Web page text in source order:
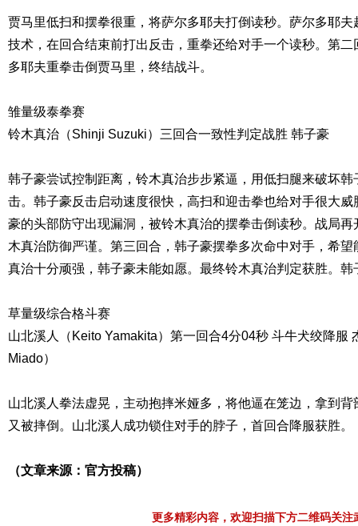
贾马里低扫和摆拳很重，将萨尔多耶夫打倒读秒。萨尔多耶
技术，在回合结束前打出反击，重拳还给对手一个读秒。第
多耶夫重拳击倒贾马里，终结战斗。
雏量级泰拳赛
铃木真治（Shinji Suzuki）三回合一致性判定战胜 韩子豪
韩子豪尝试控制距离，铃木真治步步紧逼，用低扫腿来破坏
击。韩子豪反击启动速度很快，高扫和迎击拳也给对手很大
豪的头部防守出现漏洞，被铃木真治的摆拳击倒读秒。战局
木真治防御严谨。第三回合，韩子豪摆拳多次命中对手，希
真治十分顽强，韩子豪未能如愿。最终铃木真治判定获胜。韩
草量级综合格斗赛
山北溪人（Keito Yamakita）第一回合4分04秒 斗牛犬绞降服
Miado）
山北溪人拳法虚晃，主动抱摔米娅多，将他逼在笼边，拿到
又被摔倒。山北溪人成功锁住对手的脖子，首回合降服获胜。
（文章来源：官方投稿）
更多精彩内容，欢迎扫描下方二维码关注